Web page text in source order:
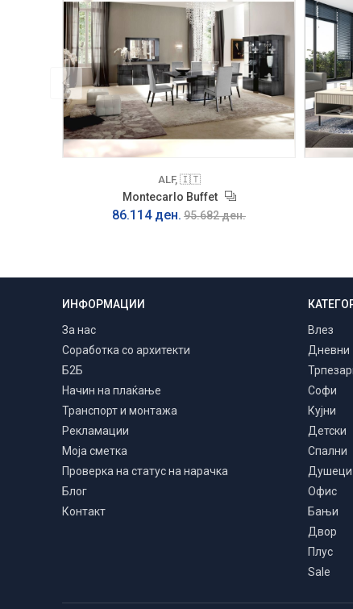
ALF, 🇮🇹
Montecarlo Buffet
86.114 ден. 95.682 ден.
Транспорт и монтажа
ИНФОРМАЦИИ
За нас
Соработка со архитекти
Б2Б
Начин на плаќање
Транспорт и монтажа
Рекламации
Моја сметка
Проверка на статус на нарачка
Блог
Контакт
Влез
Дневни
Софи
Кујни
Детски
Спални
Душеци
Офис
Бањи
Двор
Плус
Sale